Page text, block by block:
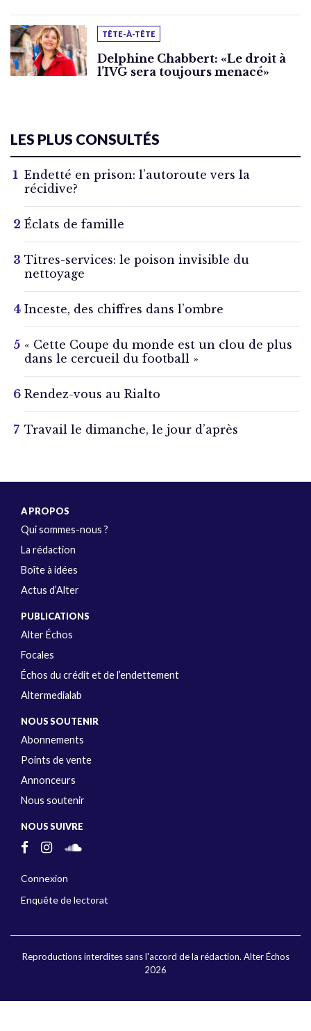
TÊTE-À-TÊTE
Delphine Chabbert: «Le droit à
l’IVG sera toujours menacé»
LES PLUS CONSULTÉS
Endetté en prison: l’autoroute vers la
récidive?
Éclats de famille
Titres-services: le poison invisible du
nettoyage
Inceste, des chiffres dans l’ombre
« Cette Coupe du monde est un clou de plus
dans le cercueil du football »
Rendez-vous au Rialto
Travail le dimanche, le jour d’après
A PROPOS
Qui sommes-nous ?
La rédaction
Boîte à idées
Actus d’Alter
PUBLICATIONS
Alter Échos
Focales
Échos du crédit et de l’endettement
Altermedialab
NOUS SOUTENIR
Abonnements
Points de vente
Annonceurs
Nous soutenir
NOUS SUIVRE
Connexion
Enquête de lectorat
Reproductions interdites sans l'accord de la rédaction. Alter Échos
2026